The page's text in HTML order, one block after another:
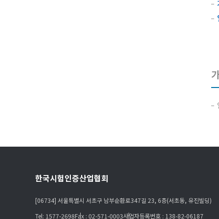
한국시험인증산업협회
[06734] 서울특별시 서초구 남부순환로347길 23, 6층(서초동, 유진빌딩)
Tel: 1577-2698Fax : 02-571-0003사업자등록번호 : 138-82-06187